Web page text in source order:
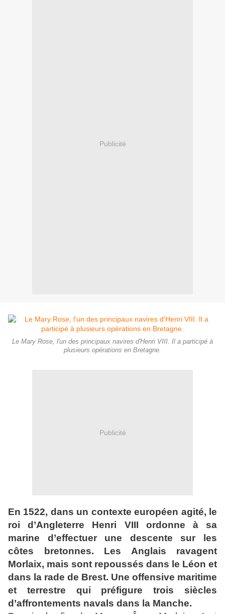
Publicité
Le Mary Rose, l'un des principaux navires d'Henri VIII. Il a participé à
plusieurs opérations en Bretagne.
Publicité
En 1522, dans un contexte européen agité, le
roi d’Angleterre Henri VIII ordonne à sa
marine d’effectuer une descente sur les
côtes bretonnes. Les Anglais ravagent
Morlaix, mais sont repoussés dans le Léon et
dans la rade de Brest. Une offensive maritime
et terrestre qui préfigure trois siècles
d’affrontements navals dans la Manche.